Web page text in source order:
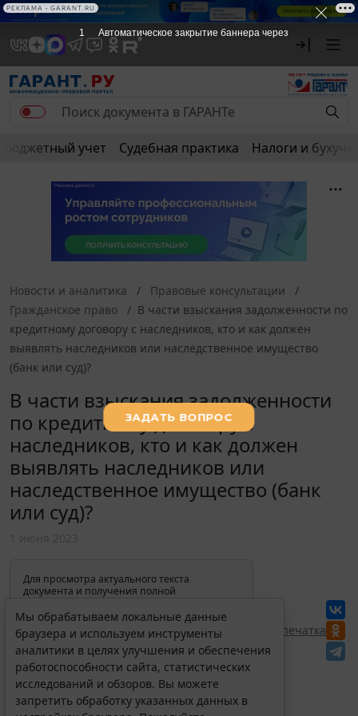
Бюджетный учет Судебная практика Налоги и
Новости и аналитика
Правовые консультации
Гражданское право
В части взыскания задолженности по
кредитному договору с наследников, кто и как должен
выявлять наследников или наследственное имущество
(банк или суд)?
В части взыскания задолженности
по кредитному договору с
наследников, кто и как должен
выявлять наследников или
наследственное имущество (банк
или суд)?
Для просмотра актуального текста
документа и получения полной
изменениях и порядке применения
документа, воспользуйтесь поиском в
Интернет-версии системы ГАРАНТ:
Перепечатка
Мы обрабатываем локальные данные
браузера и используем инструменты
аналитики в целях улучшения и обеспечения
работоспособности сайта, статистических
исследований и обзоров. Вы можете
запретить обработку указанных данных в
1 Автоматическое закрытие баннера через
РЕКЛАМА • GARANT.RU